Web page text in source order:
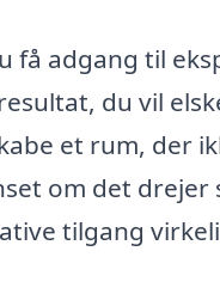
få adgang til
du vil
et rum, der
om det drejer
tilgang